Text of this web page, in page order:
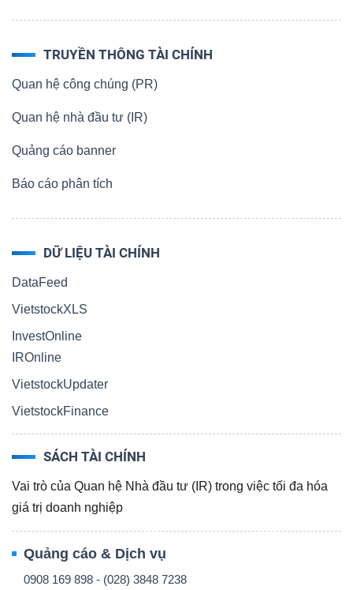
TRUYỀN THÔNG TÀI CHÍNH
Quan hệ công chúng (PR)
Quan hệ nhà đầu tư (IR)
Quảng cáo banner
Báo cáo phân tích
DỮ LIỆU TÀI CHÍNH
DataFeed
VietstockXLS
InvestOnline
IROnline
VietstockUpdater
VietstockFinance
SÁCH TÀI CHÍNH
Vai trò của Quan hệ Nhà đầu tư (IR) trong việc tối đa hóa
giá trị doanh nghiệp
Quảng cáo & Dịch vụ
0908 169 898 - (028) 3848 7238
Thuật
(-)
Dịch
(-)
Đào
tạo
Sách
Công
cụ